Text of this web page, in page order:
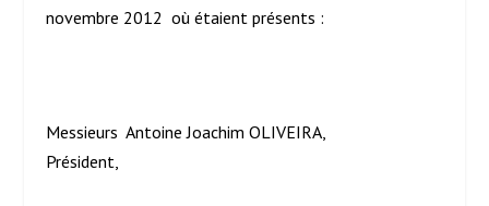
novembre 2012 où étaient présents :
Messieurs Antoine Joachim OLIVEIRA,
Président,